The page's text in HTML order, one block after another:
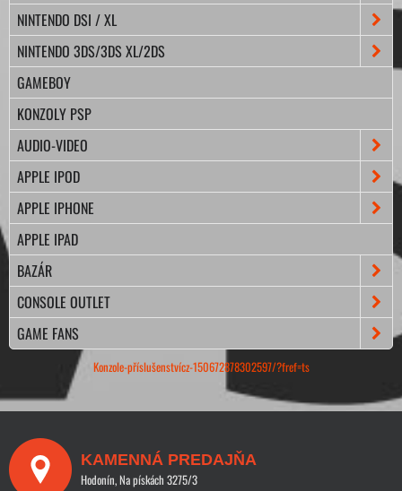
NINTENDO DSI / XL
NINTENDO 3DS/3DS XL/2DS
GAMEBOY
KONZOLY PSP
AUDIO-VIDEO
APPLE IPOD
APPLE IPHONE
APPLE IPAD
BAZÁR
CONSOLE OUTLET
GAME FANS
Konzole-příslušenstvícz-150672878302597/?fref=ts
KAMENNÁ PREDAJŇA
Hodonín, Na pískách 3275/3